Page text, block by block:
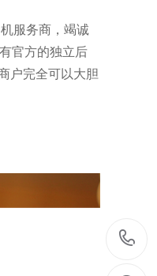
服务商，竭诚
官方的独立后
户完全可以大胆